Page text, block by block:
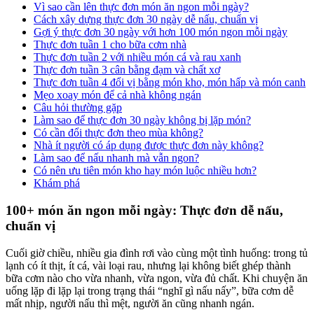
Vì sao cần lên thực đơn món ăn ngon mỗi ngày?
Cách xây dựng thực đơn 30 ngày dễ nấu, chuẩn vị
Gợi ý thực đơn 30 ngày với hơn 100 món ngon mỗi ngày
Thực đơn tuần 1 cho bữa cơm nhà
Thực đơn tuần 2 với nhiều món cá và rau xanh
Thực đơn tuần 3 cân bằng đạm và chất xơ
Thực đơn tuần 4 đổi vị bằng món kho, món hấp và món canh
Mẹo xoay món để cả nhà không ngán
Câu hỏi thường gặp
Làm sao để thực đơn 30 ngày không bị lặp món?
Có cần đổi thực đơn theo mùa không?
Nhà ít người có áp dụng được thực đơn này không?
Làm sao để nấu nhanh mà vẫn ngon?
Có nên ưu tiên món kho hay món luộc nhiều hơn?
Khám phá
100+ món ăn ngon mỗi ngày: Thực đơn dễ nấu,
chuẩn vị
Cuối giờ chiều, nhiều gia đình rơi vào cùng một tình huống: trong tủ
lạnh có ít thịt, ít cá, vài loại rau, nhưng lại không biết ghép thành
bữa cơm nào cho vừa nhanh, vừa ngon, vừa đủ chất. Khi chuyện ăn
uống lặp đi lặp lại trong trạng thái “nghĩ gì nấu nấy”, bữa cơm dễ
mất nhịp, người nấu thì mệt, người ăn cũng nhanh ngán.